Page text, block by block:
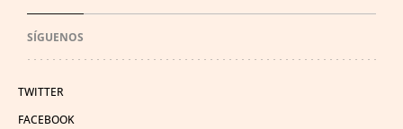
SÍGUENOS
TWITTER
FACEBOOK